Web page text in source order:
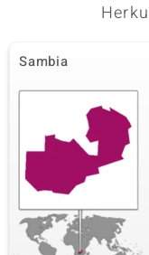
Sambia